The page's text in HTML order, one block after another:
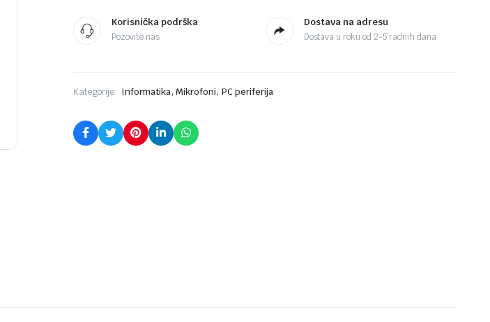
Korisnička podrška
Pozovite nas
Dostava na adresu
Dostava u roku od 2-5 radnih dana
Kategorije: Informatika, Mikrofoni, PC periferija